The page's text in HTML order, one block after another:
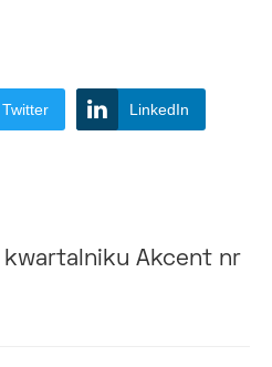
Twitter LinkedIn
kwartalniku Akcent nr